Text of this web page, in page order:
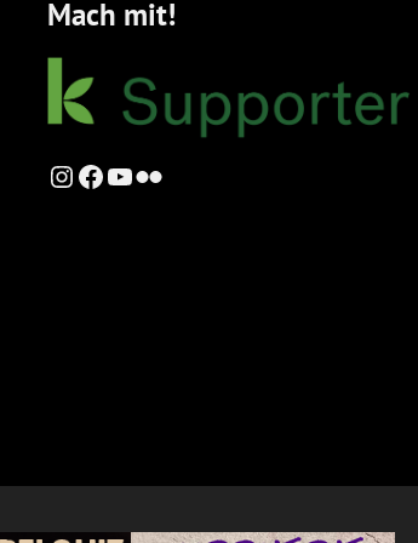
Mach mit!
Instagram
Facebook
YouTube
Flickr